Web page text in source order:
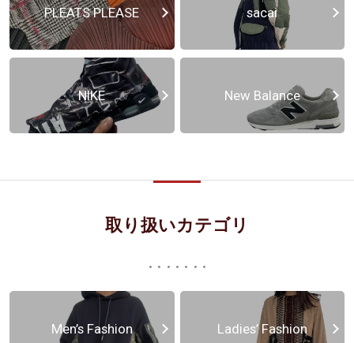
PLEATS PLEASE sacai
NIKE New Balance
取り扱いカテゴリ
Men’s Fashion Ladies’ Fashion